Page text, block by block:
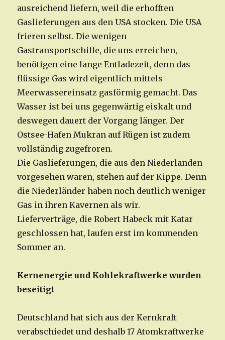
ausreichend liefern, weil die erhofften
Gaslieferungen aus den USA stocken. Die USA
frieren selbst. Die wenigen
Gastransportschiffe, die uns erreichen,
benötigen eine lange Entladezeit, denn das
flüssige Gas wird eigentlich mittels
Meerwassereinsatz gasförmig gemacht. Das
Wasser ist bei uns gegenwärtig eiskalt und
deswegen dauert der Vorgang länger. Der
Ostsee-Hafen Mukran auf Rügen ist zudem
vollständig zugefroren.
Die Gaslieferungen, die aus den Niederlanden
vorgesehen waren, stehen auf der Kippe. Denn
die Niederländer haben noch deutlich weniger
Gas in ihren Kavernen als wir.
Lieferverträge, die Robert Habeck mit Katar
geschlossen hat, laufen erst im kommenden
Sommer an.
Kernenergie und Kohlekraftwerke wurden
beseitigt
Deutschland hat sich aus der Kernkraft
verabschiedet und deshalb 17 Atomkraftwerke